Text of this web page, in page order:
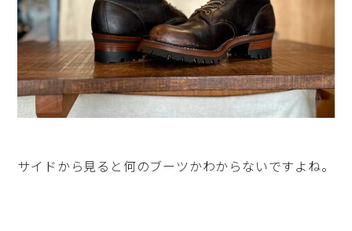
サイドから見ると何のブーツかわからないですよね。